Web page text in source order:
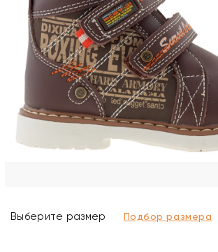
Выберите размер Подбор размера